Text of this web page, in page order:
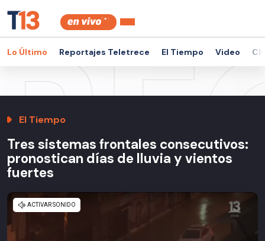
Lo Último Reportajes Teletrece El Tiempo Video
El Tiempo
Tres sistemas frontales consecutivos:
pronostican días de lluvia y vientos
fuertes